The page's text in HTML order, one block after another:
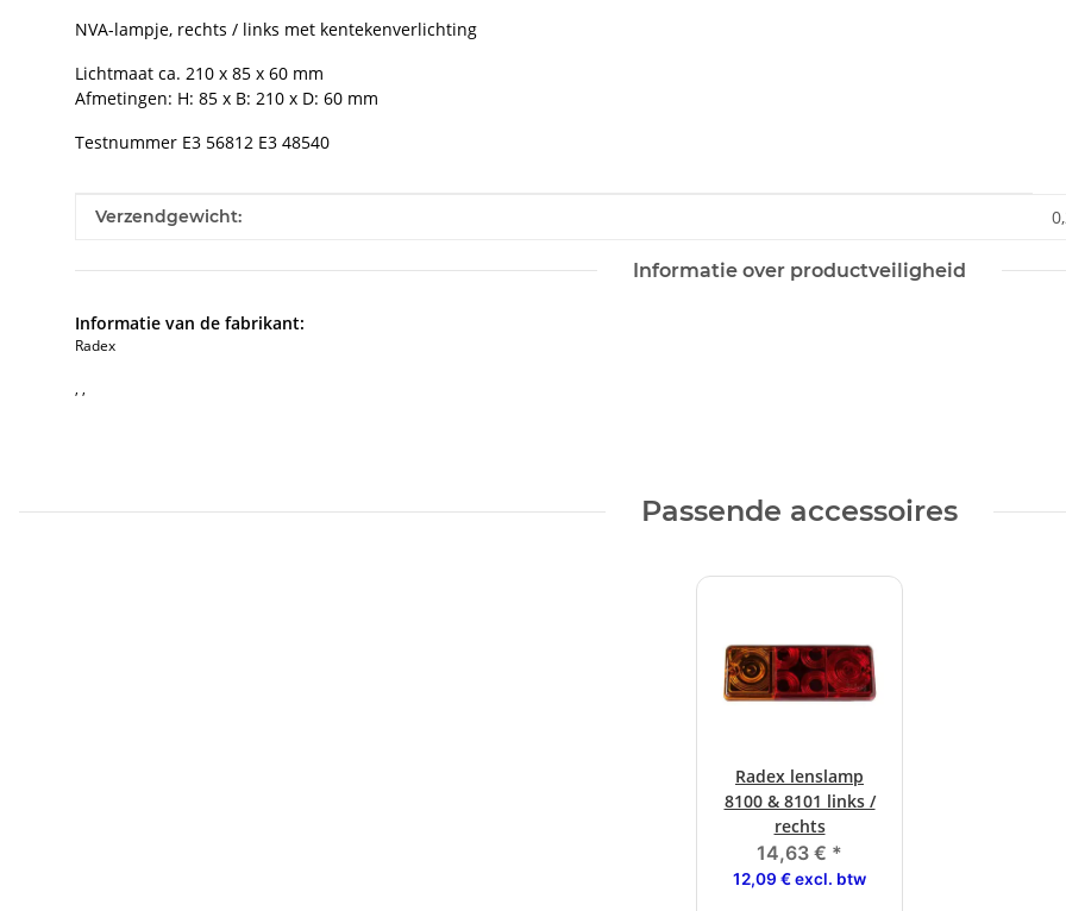
NVA-lampje, rechts / links met kentekenverlichting
Lichtmaat ca. 210 x 85 x 60 mm
Afmetingen: H: 85 x B: 210 x D: 60 mm
Testnummer E3 56812 E3 48540
#productDetails.itemInformation#
#productDetails.itemValue#
Verzendgewicht:
Informatie over productveiligheid
Informatie van de fabrikant:
Radex
, ,
Passende accessoires
Radex lenslamp
8100 & 8101 links /
rechts
14,63 € *
12,09 € excl. btw